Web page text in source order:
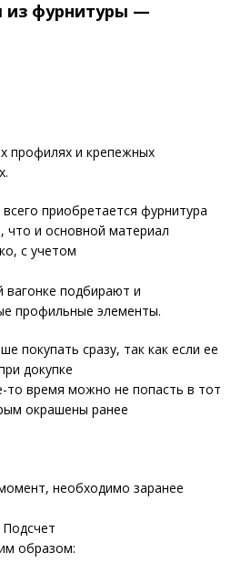
из фурнитуры —
профилях и крепежных
приобретается фурнитура
что и основной материал
с учетом
подбирают и
профильные элементы.
покупать сразу, так как если ее
докупке
то время можно не попасть в тот
окрашены ранее
необходимо заранее
образом: